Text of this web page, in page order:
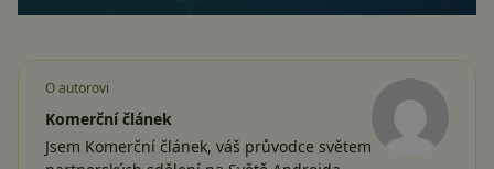
O autorovi
Komerční článek
Jsem Komerční článek, váš průvodce světem